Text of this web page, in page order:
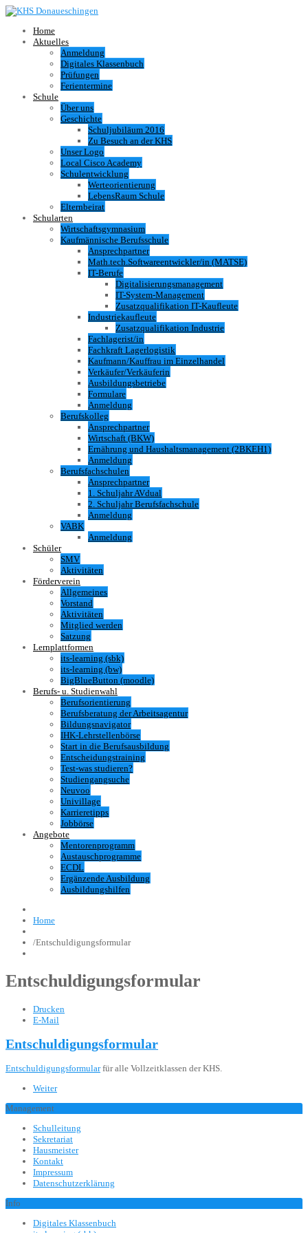
Home
Aktuelles
Anmeldung
Digitales Klassenbuch
Prüfungen
Ferientermine
Schule
Über uns
Geschichte
Schuljubiläum 2016
Zu Besuch an der KHS
Unser Logo
Local Cisco Academy
Schulentwicklung
Werteorientierung
LebensRaum Schule
Elternbeirat
Schularten
Wirtschaftsgymnasium
Kaufmännische Berufsschule
Ansprechpartner
Math.tech.Softwareentwickler/in (MATSE)
IT-Berufe
Digitalisierungsmanagement
IT-System-Management
Zusatzqualifikation IT-Kaufleute
Industriekaufleute
Zusatzqualifikation Industrie
Fachlagerist/in
Fachkraft Lagerlogistik
Kaufmann/Kauffrau im Einzelhandel
Verkäufer/Verkäuferin
Ausbildungsbetriebe
Formulare
Anmeldung
Berufskolleg
Ansprechpartner
Wirtschaft (BKW)
Ernährung und Haushaltsmanagement (2BKEH1)
Anmeldung
Berufsfachschulen
Ansprechpartner
1. Schuljahr AVdual
2. Schuljahr Berufsfachschule
Anmeldung
VABK
Anmeldung
Schüler
SMV
Aktivitäten
Förderverein
Allgemeines
Vorstand
Aktivitäten
Mitglied werden
Satzung
Lernplattformen
its-learning (sbk)
its-learning (bw)
BigBlueButton (moodle)
Berufs- u. Studienwahl
Berufsorientierung
Berufsberatung der Arbeitsagentur
Bildungsnavigator
IHK-Lehrstellenbörse
Start in die Berufsausbildung
Entscheidungstraining
Test-was studieren?
Studiengangsuche
Neuvoo
Univillage
Karrieretipps
Jobbörse
Angebote
Mentorenprogramm
Austauschprogramme
ECDL
Ergänzende Ausbildung
Ausbildungshilfen
Home
/Entschuldigungsformular
Entschuldigungsformular
Drucken
E-Mail
Entschuldigungsformular
Entschuldigungsformularfür alle Vollzeitklassen der KHS.
Weiter
Management
Schulleitung
Sekretariat
Hausmeister
Kontakt
Impressum
Datenschutzerklärung
Info
Digitales Klassenbuch